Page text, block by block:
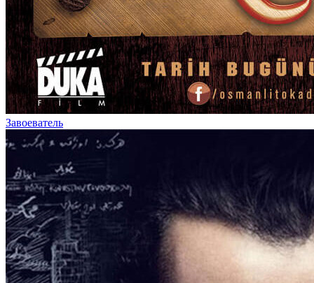
Завоеватель